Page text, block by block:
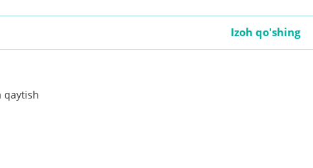
Izoh qo'shing
qaytish